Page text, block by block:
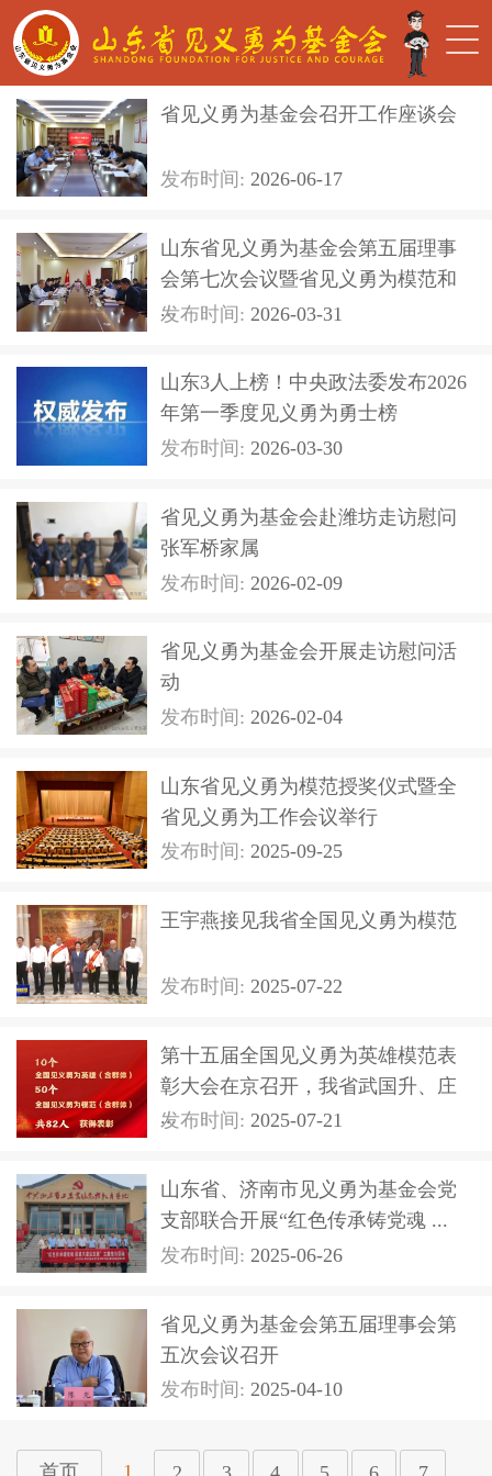
省见义勇为基金会召开工作座谈会
发布时间: 2026-06-17
山东省见义勇为基金会第五届理事
会第七次会议暨省见义勇为模范和
...
发布时间: 2026-03-31
山东3人上榜！中央政法委发布2026
年第一季度见义勇为勇士榜
发布时间: 2026-03-30
省见义勇为基金会赴潍坊走访慰问
张军桥家属
发布时间: 2026-02-09
省见义勇为基金会开展走访慰问活
动
发布时间: 2026-02-04
山东省见义勇为模范授奖仪式暨全
省见义勇为工作会议举行
发布时间: 2025-09-25
王宇燕接见我省全国见义勇为模范
发布时间: 2025-07-22
第十五届全国见义勇为英雄模范表
彰大会在京召开，我省武国升、庄
...
发布时间: 2025-07-21
山东省、济南市见义勇为基金会党
支部联合开展“红色传承铸党魂 ...
发布时间: 2025-06-26
省见义勇为基金会第五届理事会第
五次会议召开
发布时间: 2025-04-10
1